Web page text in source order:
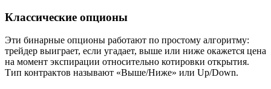
Классические опционы
Эти бинарные опционы работают по простому алгоритму:
трейдер выиграет, если угадает, выше или ниже окажется цена
на момент экспирации относительно котировки открытия.
Тип контрактов называют «Выше/Ниже» или Up/Down.